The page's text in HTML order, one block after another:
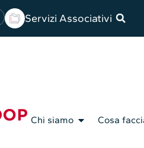
Servizi Associativi
Chi siamo Cosa